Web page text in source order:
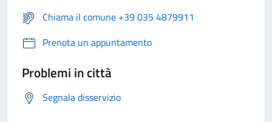
Chiama il comune +39 035 4879911
Prenota un appuntamento
Problemi in città
Segnala disservizio